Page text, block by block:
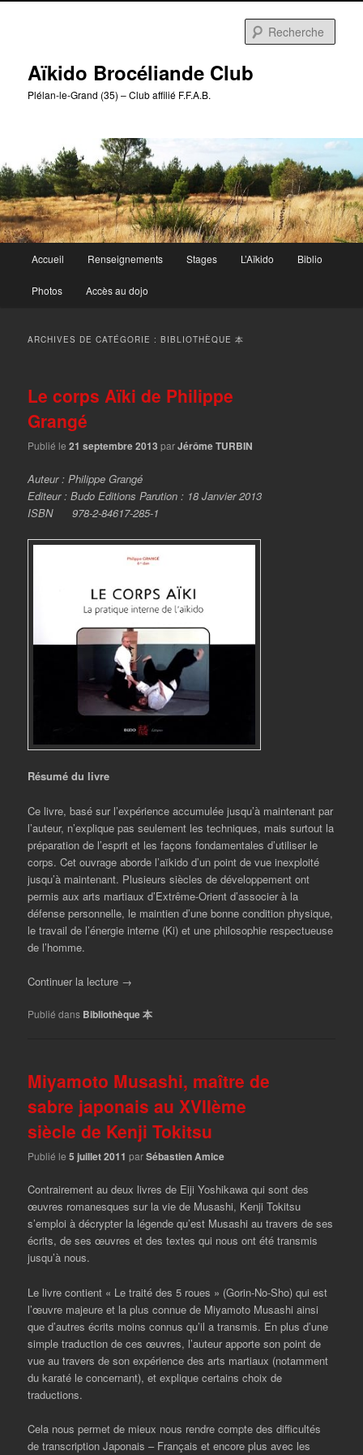
Aïkido Brocéliande Club
Plélan-le-Grand (35) – Club affilié F.F.A.B.
principal
Accueil Renseignements Stages L’Aïkido Biblio
Photos Accès au dojo
ARCHIVES DE CATÉGORIE :BIBLIOTHÈQUE 本
Le corps Aïki de Philippe
Grangé
Publié le21 septembre 2013 parJérôme TURBIN
Auteur : Philippe Grangé
Editeur : Budo Editions Parution : 18 Janvier 2013
ISBN 978-2-84617-285-1
Résumé du livre
Ce livre, basé sur l’expérience accumulée jusqu’à maintenant par
l’auteur, n’explique pas seulement les techniques, mais surtout la
préparation de l’esprit et les façons fondamentales d’utiliser le
corps. Cet ouvrage aborde l’aïkido d’un point de vue inexploité
jusqu’à maintenant. Plusieurs siècles de développement ont
permis aux arts martiaux d’Extrême-Orient d’associer à la
défense personnelle, le maintien d’une bonne condition physique,
le travail de l’énergie interne (Ki) et une philosophie respectueuse
de l’homme.
Continuer la lecture →
Publié dans Bibliothèque 本
Miyamoto Musashi, maître de
sabre japonais au XVIIème
siècle de Kenji Tokitsu
Publié le5 juillet 2011 parSébastien Amice
Contrairement au deux livres de Eiji Yoshikawa qui sont des
œuvres romanesques sur la vie de Musashi, Kenji Tokitsu
s’emploi à décrypter la légende qu’est Musashi au travers de ses
écrits, de ses œuvres et des textes qui nous ont été transmis
jusqu’à nous.
Le livre contient « Le traité des 5 roues » (Gorin-No-Sho) qui est
l’œuvre majeure et la plus connue de Miyamoto Musashi ainsi
que d’autres écrits moins connus qu’il a transmis. En plus d’une
simple traduction de ces œuvres, l’auteur apporte son point de
vue au travers de son expérience des arts martiaux (notamment
du karaté le concernant), et explique certains choix de
traductions.
Cela nous permet de mieux nous rendre compte des difficultés
de transcription Japonais – Français et encore plus avec les